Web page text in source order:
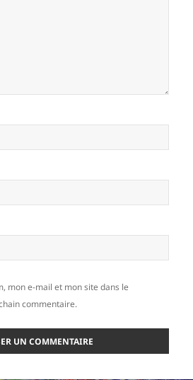
mon e-mail et mon site dans le
commentaire.